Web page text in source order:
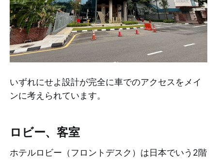
いずれにせよ設計が完全に車でのアクセスをメイ
ンに考えられています。
ロビー、客室
ホテルロビー（フロントデスク）は日本でいう2階